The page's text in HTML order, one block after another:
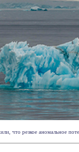
что резкое аномальное